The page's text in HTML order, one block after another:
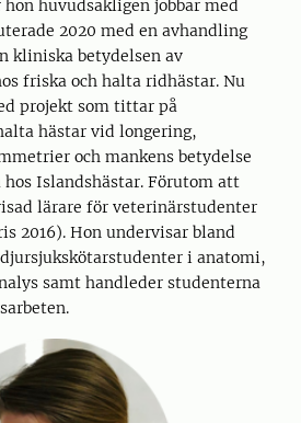
huvudsakligen jobbar med
2020 med en avhandling
kliniska betydelsen av
friska och halta ridhästar. Nu
projekt som tittar på
hästar vid longering,
och mankens betydelse
Islandshästar. Förutom att
lärare för veterinärstudenter
2016). Hon undervisar bland
i anatomi,
samt handleder studenterna